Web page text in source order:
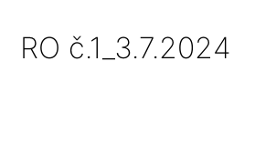
RO č.1_3.7.2024